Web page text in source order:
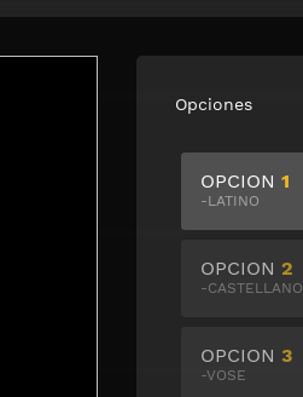
Opciones
OPCION 1
-LATINO
OPCION 2
-CASTELLANO
OPCION 3
-VOSE